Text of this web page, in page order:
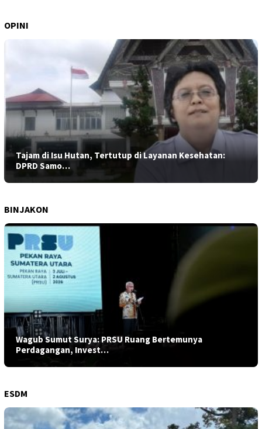
OPINI
Tajam di Isu Hutan, Tertutup di Layanan Kesehatan:
DPRD Samo…
BINJAKON
Wagub Sumut Surya: PRSU Ruang Bertemunya
Perdagangan, Invest…
ESDM